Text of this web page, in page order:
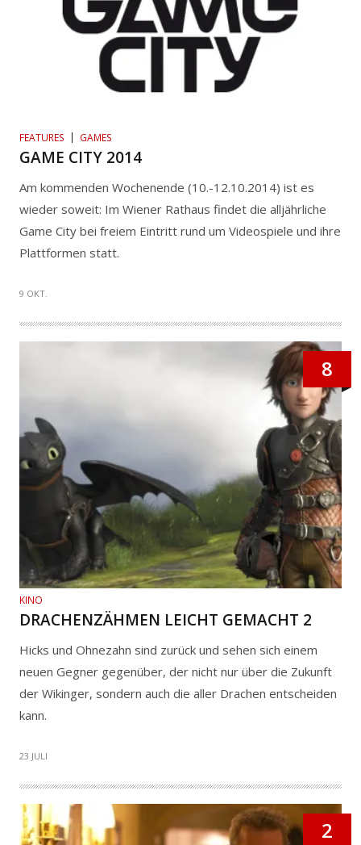
FEATURES GAMES
GAME CITY 2014
Am kommenden Wochenende (10.-12.10.2014) ist es
wieder soweit: Im Wiener Rathaus findet die alljährliche
Game City bei freiem Eintritt rund um Videospiele und ihre
Plattformen statt.
9 OKT.
8
KINO
DRACHENZÄHMEN LEICHT GEMACHT 2
Hicks und Ohnezahn sind zurück und sehen sich einem
neuen Gegner gegenüber, der nicht nur über die Zukunft
der Wikinger, sondern auch die aller Drachen entscheiden
kann.
23 JULI
2